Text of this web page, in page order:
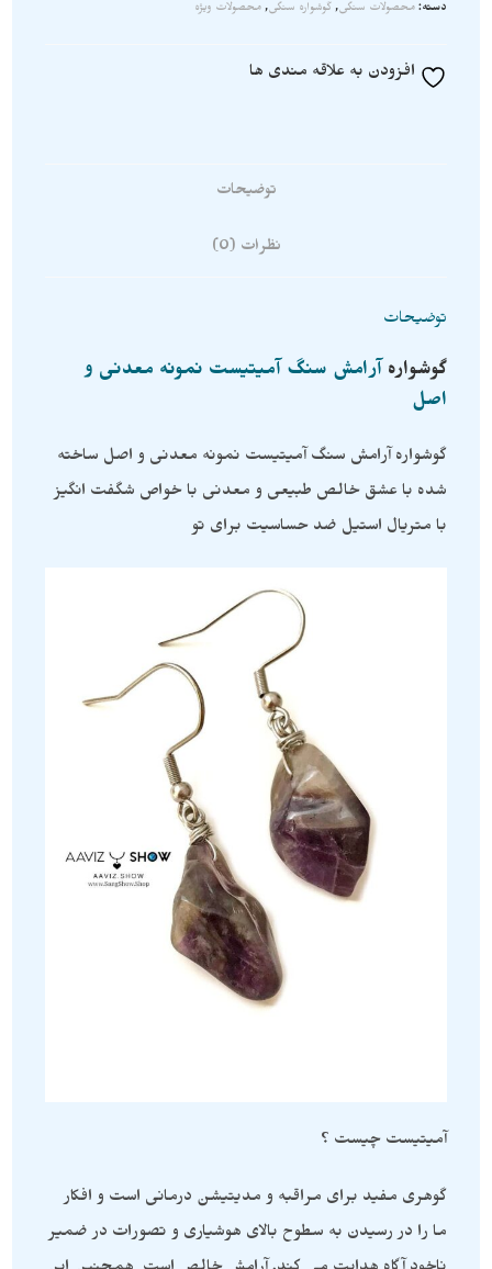
دسته:محصولات سنگی, گوشواره سنگی,محصولات ویژه
افزودن به علاقه مندی ها
توضیحات
نظرات (0)
توضیحات
گوشواره آرامش سنگ آمیتیست نمونه معدنی و
اصل
گوشواره آرامش سنگ آمیتیست نمونه معدنی و اصل ساخته
شده با عشق خالص طبیعی و معدنی با خواص شگفت انگیز
با متریال استیل ضد حساسیت برای تو
آمیتیست چیست ؟
گوهری مفید برای مراقبه و مدیتیشن درمانی است و افکار
ما را در رسیدن به سطوح بالای هوشیاری و تصورات در ضمیر